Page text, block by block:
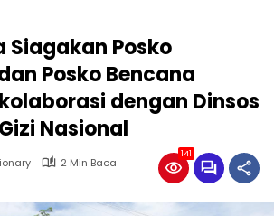
Siagakan Posko
Posko Bencana
dengan Dinsos
Nasional
2 Min Baca
141